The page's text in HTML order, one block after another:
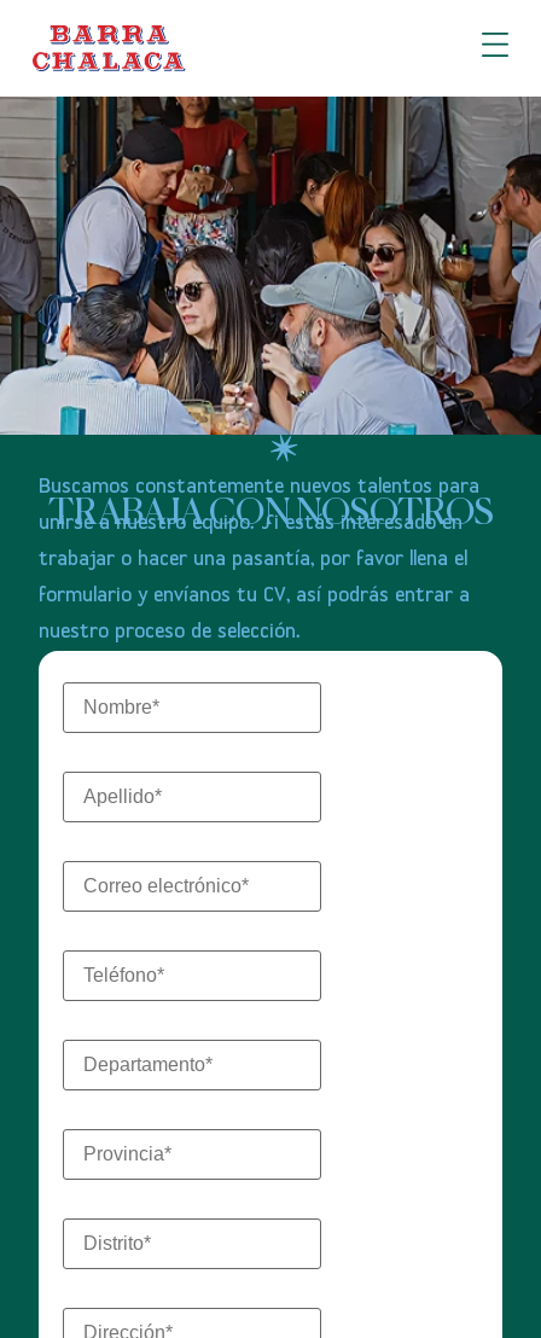
TRABAJA CON NOSOTROS
Buscamos constantemente nuevos talentos para
unirse a nuestro equipo. Si estás interesado en
trabajar o hacer una pasantía, por favor llena el
formulario y envíanos tu CV, así podrás entrar a
nuestro proceso de selección.